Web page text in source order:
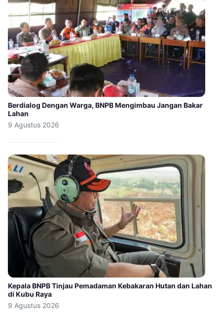
Berdialog Dengan Warga, BNPB Mengimbau Jangan Bakar
Lahan
9 Agustus 2026
Kepala BNPB Tinjau Pemadaman Kebakaran Hutan dan Lahan
di Kubu Raya
9 Agustus 2026